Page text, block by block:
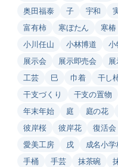
奥田福泰
子 宇和
富有柿
寒ぼたん 寒椿
小川任山
小林博道
展示会
展示即売会
工芸
巳 巾着 干し
干支づくり
干支の置物
年末年始
庭 庭の花
彼岸桜
彼岸花 復活会
愛美工房
戌 成名小学
手桶
手芸 抹茶碗